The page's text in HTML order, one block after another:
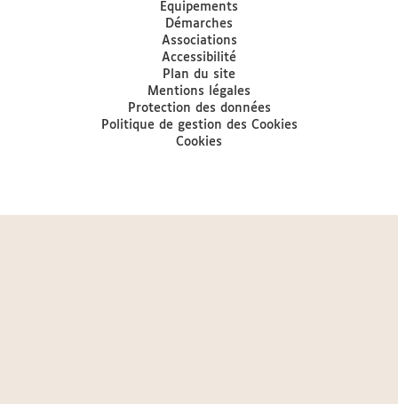
Equipements
Démarches
Associations
Accessibilité
Plan du site
Mentions légales
Protection des données
Politique de gestion des Cookies
Cookies